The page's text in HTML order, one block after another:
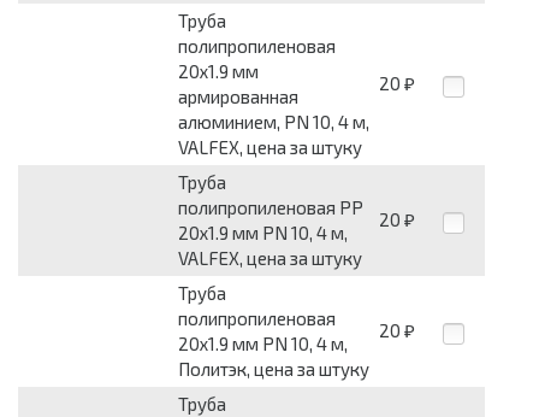
Труба
полипропиленовая
20х1.9 мм
армированная
алюминием, PN 10, 4 м,
VALFEX, цена за штуку
20 ₽
Труба
полипропиленовая PP
20х1.9 мм PN 10, 4 м,
VALFEX, цена за штуку
20 ₽
Труба
полипропиленовая
20х1.9 мм PN 10, 4 м,
Политэк, цена за штуку
20 ₽
Труба